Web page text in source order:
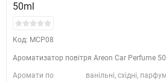
50ml
Код: MCP08
Ароматизатор повітря Areon Car Perfume
Аромати по
ванільні, східні,